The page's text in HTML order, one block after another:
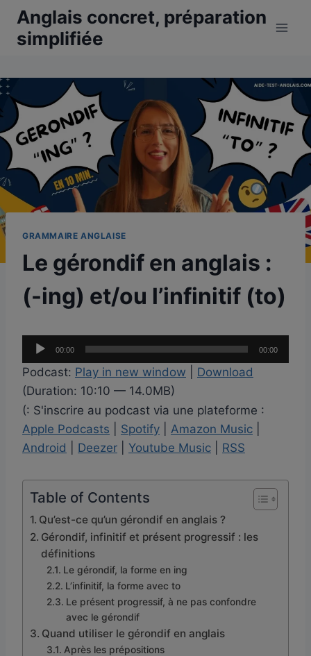
Aller
contenu
Anglais concret, préparation
simplifiée
GRAMMAIRE ANGLAISE
Le gérondif en anglais :
(-ing) et/ou l’infinitif (to)
e
c
t
e
u
r
00:00 00:00
Podcast: Play in new window
Download
(Duration: 10:10 — 14.0MB)
(: S'inscrire au podcast via une plateforme :
Apple Podcasts
Spotify Amazon Music
Android
Deezer Youtube Music RSS
Table of Contents
Qu’est-ce qu’un gérondif en anglais ?
Gérondif, infinitif et présent progressif : les
définitions
Le gérondif, la forme en ing
L’infinitif, la forme avec to
Le présent progressif, à ne pas confondre
avec le gérondif
Quand utiliser le gérondif en anglais
Après les prépositions